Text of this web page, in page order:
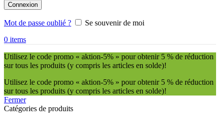
Connexion
Mot de passe oublié ?
Se souvenir de moi
0 items
Utilisez le code promo « aktion-5% » pour obtenir 5 % de réduction
sur tous les produits (y compris les articles en solde)!
Utilisez le code promo « aktion-5% » pour obtenir 5 % de réduction
sur tous les produits (y compris les articles en solde)!
Fermer
Catégories de produits